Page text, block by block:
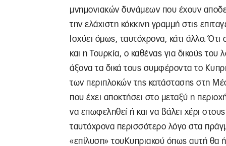
μνημονιακών δυνάμεων που έχουν
την ελάχιστη κόκκινη γραμμή στις
Ισχύει όμως, ταυτόχρονα, κάτι άλλο.
και η Τουρκία, ο καθένας για δικούς του
άξονα τα δικά τους συμφέροντα το
των περιπλοκών της κατάστασης στη
που έχει αποκτήσει στο μεταξύ η
να επωφεληθεί ή και να βάλει χέρι
ταυτόχρονα περισσότερο λόγο στα
«επίλυση» τουΚυπριακού όπως αυτή θα